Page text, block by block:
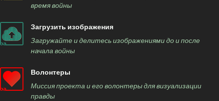
время войны
Загрузить изображения
Загружайте и делитесь изображениями до и после
начала войны
Волонтеры
Миссия проекта и его волонтеры для визуализации
правды